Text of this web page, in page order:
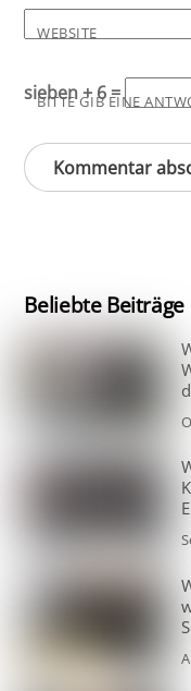
WEBSITE
BITTE GIB EINE
sieben + 6 =
Beliebte Beiträge